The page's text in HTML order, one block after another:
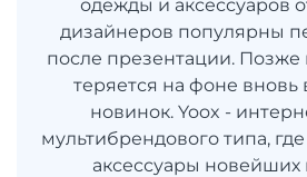
одежды и аксессуаров
дизайнеров популярны
после презентации. Позже
теряется на фоне
новинок. Yoox -
мультибрендового типа,
аксессуары новейших